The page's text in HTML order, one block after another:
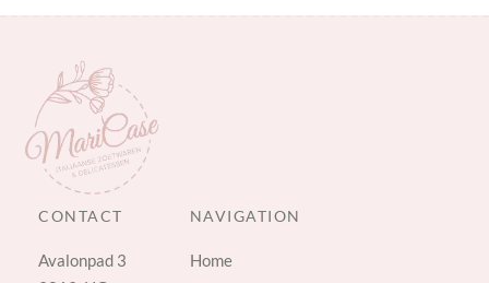
CONTACT
Avalonpad 3
NAVIGATION
Home